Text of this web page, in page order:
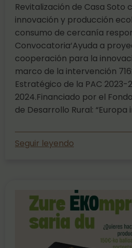
Revitalización de Casa Soto
innovación y producción
consumo de cercanía
Convocatoria‘Ayuda a
cooperación para la
marco de la intervención
Estratégico de la PAC 2023-
2024.Financiado por el
de Desarrollo Rural: “Europa
Seguir leyendo